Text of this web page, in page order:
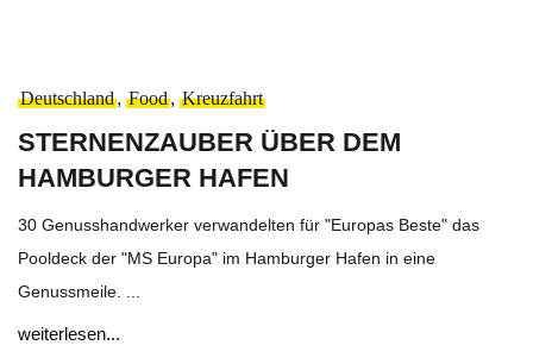
Deutschland, Food, Kreuzfahrt
STERNENZAUBER ÜBER DEM
HAMBURGER HAFEN
30 Genusshandwerker verwandelten für "Europas Beste" das
Pooldeck der "MS Europa" im Hamburger Hafen in eine
Genussmeile. ...
weiterlesen...